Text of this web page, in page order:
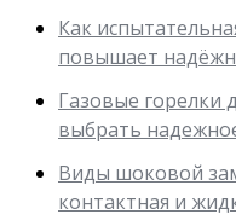
Как
повышает
Газовые горелки
выбрать
Виды шоковой
контактная и